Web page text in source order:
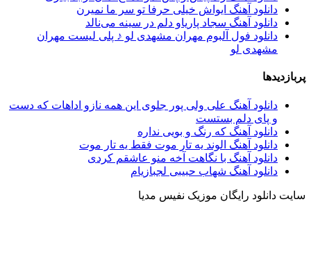
دانلود آهنگ ایواش خیلی حرفا تو سر ما نمیرن
دانلود آهنگ سجاد پاریاو دلم در سینه می‌نالد
دانلود فول آلبوم مهران مشهدی لو ♪ پلی لیست مهران
مشهدی لو
پربازدیدها
دانلود آهنگ علی ولی پور جلوی این همه نازو اداهات که دست
و پای دلم بستست
دانلود آهنگ که رنگ و بویی نداره
دانلود آهنگ الوند یه تار موت فقط یه تار موت
دانلود آهنگ با نگاهت آخه منو عاشقم کردی
دانلود آهنگ شهاب حبیبی لجبازیام
سایت دانلود رایگان موزیک نفیس مدیا